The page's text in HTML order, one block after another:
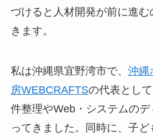
づけると人材開発が前に進
きます。
私は沖縄県宜野湾市で、 沖縄
房WEBCRAFTSの代表とし
件整理やWeb・システムの
ってきました。同時に、子